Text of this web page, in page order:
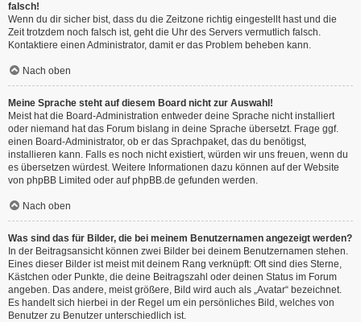
falsch!
Wenn du dir sicher bist, dass du die Zeitzone richtig eingestellt hast und die
Zeit trotzdem noch falsch ist, geht die Uhr des Servers vermutlich falsch.
Kontaktiere einen Administrator, damit er das Problem beheben kann.
Nach oben
Meine Sprache steht auf diesem Board nicht zur Auswahl!
Meist hat die Board-Administration entweder deine Sprache nicht installiert
oder niemand hat das Forum bislang in deine Sprache übersetzt. Frage ggf.
einen Board-Administrator, ob er das Sprachpaket, das du benötigst,
installieren kann. Falls es noch nicht existiert, würden wir uns freuen, wenn du
es übersetzen würdest. Weitere Informationen dazu können auf der Website
von phpBB Limited oder aufphpBB.de gefunden werden.
Nach oben
Was sind das für Bilder, die bei meinem Benutzernamen angezeigt werden?
In der Beitragsansicht können zwei Bilder bei deinem Benutzernamen stehen.
Eines dieser Bilder ist meist mit deinem Rang verknüpft: Oft sind dies Sterne,
Kästchen oder Punkte, die deine Beitragszahl oder deinen Status im Forum
angeben. Das andere, meist größere, Bild wird auch als „Avatar“ bezeichnet.
Es handelt sich hierbei in der Regel um ein persönliches Bild, welches von
Benutzer zu Benutzer unterschiedlich ist.